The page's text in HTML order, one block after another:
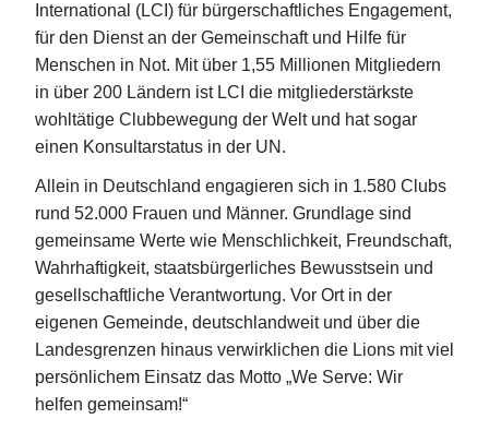
International (LCI) für bürgerschaftliches Engagement,
für den Dienst an der Gemeinschaft und Hilfe für
Menschen in Not. Mit über 1,55 Millionen Mitgliedern
in über 200 Ländern ist LCI die mitgliederstärkste
wohltätige Clubbewegung der Welt und hat sogar
einen Konsultarstatus in der UN.
Allein in Deutschland engagieren sich in 1.580 Clubs
rund 52.000 Frauen und Männer. Grundlage sind
gemeinsame Werte wie Menschlichkeit, Freundschaft,
Wahrhaftigkeit, staatsbürgerliches Bewusstsein und
gesellschaftliche Verantwortung. Vor Ort in der
eigenen Gemeinde, deutschlandweit und über die
Landesgrenzen hinaus verwirklichen die Lions mit viel
persönlichem Einsatz das Motto „We Serve: Wir
helfen gemeinsam!“